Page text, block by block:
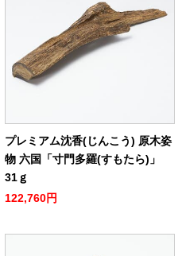
プレミアム沈香(じんこう) 原木姿
物 六国「寸門多羅(すもたら)」
31ｇ
122,760円